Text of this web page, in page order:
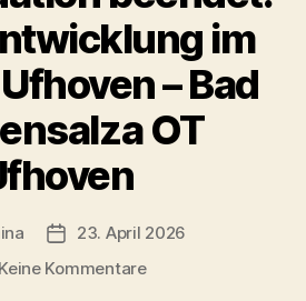
im
– Bad
OT
Veröffentlichungsdatum
23. April 2026
Keine Kommentarezu